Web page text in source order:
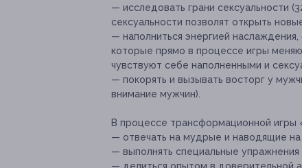
— исследовать грани сексуальности
сексуальности позволят открыть
— наполниться энергией наслаждения,
которые прямо в процессе игры
чувствуют себе наполненными и
— покорять и вызывать восторг у
внимание мужчин).
В процессе трансформационной игры
— отвечать на мудрые и наводящие
— выполнять специальные